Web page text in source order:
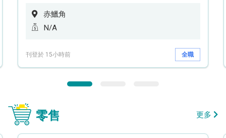
赤鱲角
N/A
刊登於 15小時前 全職
零售 更多